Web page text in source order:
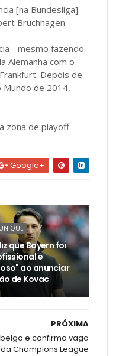
[na Bundesliga].
Bruchhagen.
- mesmo fazendo
Alemanha com o
Depois de
Mundo de 2014,
zona de playoff
Google+
que Bayern foi
e
ao anunciar
de Kovac
PRÓXIMA
e confirma vaga
Champions League